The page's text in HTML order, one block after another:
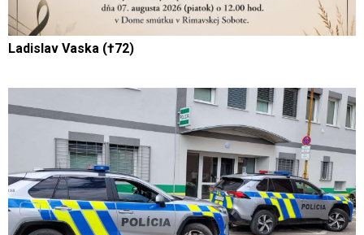
Ladislav Vaska (†72)